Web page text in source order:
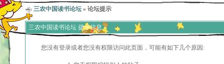
三农中国读书论坛 » 论坛提示
三农中国读书论坛 提示信息
您没有登录或者您没有权限访问此页面，可能有如下几个原因: